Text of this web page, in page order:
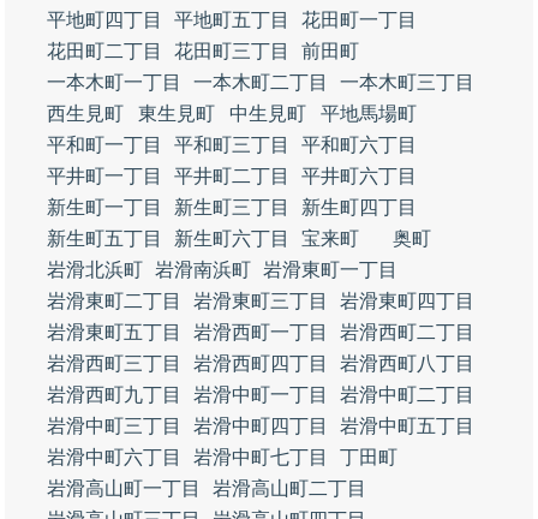
平地町四丁目
平地町五丁目
花田町一丁目
花田町二丁目
花田町三丁目
前田町
一本木町一丁目
一本木町二丁目
一本木町三丁目
西生見町
東生見町 中生見町
平地馬場町
平和町一丁目
平和町三丁目
平和町六丁目
平井町一丁目
平井町二丁目
平井町六丁目
新生町一丁目
新生町三丁目
新生町四丁目
新生町五丁目
新生町六丁目 宝来町
奥町
岩滑北浜町 岩滑南浜町 岩滑東町一丁目
岩滑東町二丁目
岩滑東町三丁目
岩滑東町四丁目
岩滑東町五丁目
岩滑西町一丁目
岩滑西町二丁目
岩滑西町三丁目
岩滑西町四丁目
岩滑西町八丁目
岩滑西町九丁目
岩滑中町一丁目
岩滑中町二丁目
岩滑中町三丁目
岩滑中町四丁目
岩滑中町五丁目
岩滑中町六丁目
岩滑中町七丁目
丁田町
岩滑高山町一丁目
岩滑高山町二丁目